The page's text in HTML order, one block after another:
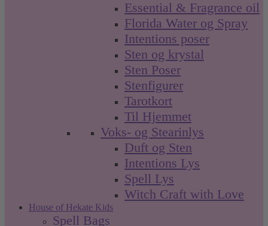
Essential & Fragrance oil
Florida Water og Spray
Intentions poser
Sten og krystal
Sten Poser
Stenfigurer
Tarotkort
Til Hjemmet
Voks- og Stearinlys
Duft og Sten
Intentions Lys
Spell Lys
Witch Craft with Love
House of Hekate Kids
Spell Bags